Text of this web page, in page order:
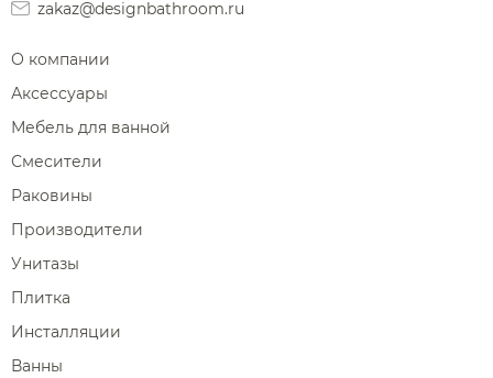
zakaz@designbathroom.ru
О компании
Аксессуары
Мебель для ванной
Смесители
Раковины
Производители
Унитазы
Плитка
Инсталляции
Ванны